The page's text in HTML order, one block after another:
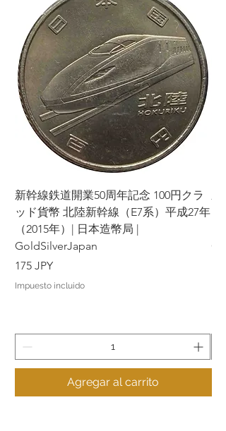
Si cancela alguna parte o partes de su
pedido consecutivamente, podremos
negarnos a hacer negocios con usted
en el futuro.
Por favor, considere cuidadosamente
los productos y condiciones antes de
realizar su pedido y tomar su decisión.
Agradecemos su comprensión y
cooperación. Su satisfacción es nuestra
prioridad y haremos todo lo posible
para brindarle una excelente
experiencia de compra.
新幹線鉄道開業50周年記念 100円クラ
ッド貨幣 北陸新幹線（E7系）平成27年
（2015年）| 日本造幣局 |
GoldSilverJapan
Precio
175 JPY
Impuesto incluido
Agregar al carrito